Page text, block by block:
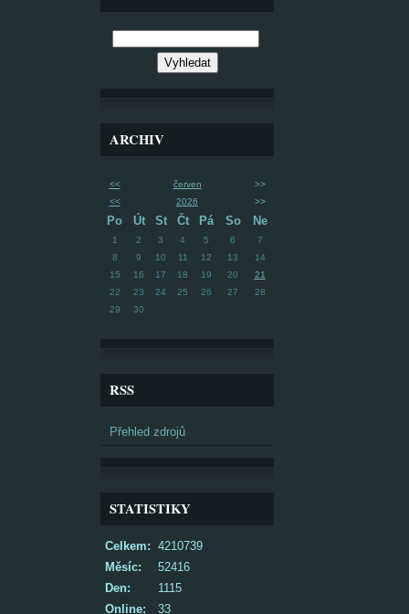
ARCHIV
<< červen
>>
<<
2026 >>
Po Út St Čt Pá So Ne
1 2 3 4 5 6
7
8
9 10 11 12 13
14
15
16 17 18 19 20
21
22
23 24 25 26 27
28
29
30
RSS
Přehled zdrojů
STATISTIKY
Online: 33
Celkem: 4210739
Měsíc:
52416
Den:
1115